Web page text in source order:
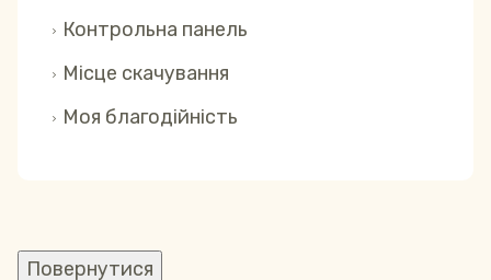
Контрольна панель
Місце скачування
Моя благодійність